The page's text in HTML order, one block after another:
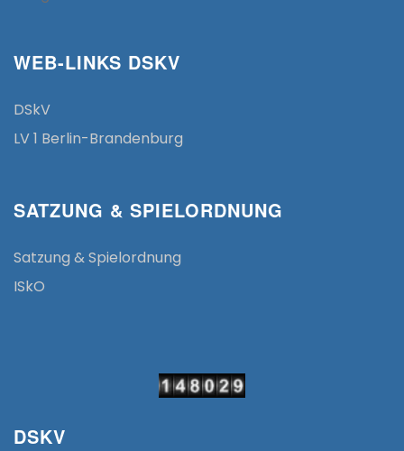
WEB-LINKS DSKV
DSkV
LV 1 Berlin-Brandenburg
SATZUNG & SPIELORDNUNG
Satzung & Spielordnung
ISkO
DSKV